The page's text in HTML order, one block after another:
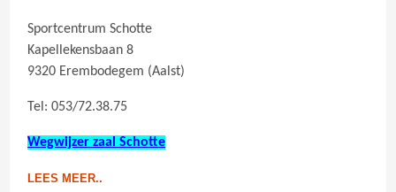
Sportcentrum Schotte
Kapellekensbaan 8
9320 Erembodegem (Aalst)
Tel: 053/72.38.75
Wegwijzer zaal Schotte
LEES MEER..